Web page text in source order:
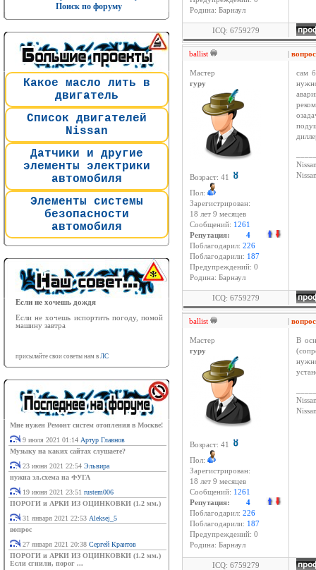
Поиск по форуму
Какое масло лить в
двигатель
Список двигателей
Nissan
Датчики и другие
элементы электрики
автомобиля
Элементы системы
безопасности
автомобиля
Если не хочешь дождя
Если не хочешь испортить погоду, помой
машину завтра
присылайте свои советы нам в ЛС
Мне нужен Ремонт систем отопления в Москве!
9 июля 2021 01:14 Артур Главнов
Музыку на каких сайтах слушаете?
23 июня 2021 22:54 Эльвира
нужна эл.схема на ФУГА
19 июня 2021 23:51 rustem006
ПОРОГИ и АРКИ ИЗ ОЦИНКОВКИ (1.2 мм.)
31 января 2021 22:53 Aleksej_5
вопрос
27 января 2021 20:38 Сергей Крантов
ПОРОГИ и АРКИ ИЗ ОЦИНКОВКИ (1.2 мм.)
Если сгнили, порог ...
Родина: Барнаул
ICQ: 6759279
ballist |
Мастер
гуру
Возраст: 41
Пол:
Зарегистрирован:
18 лет 9 месяцев
Сообщений: 1261
Репутация: 4
Поблагодарил: 226
Поблагодарили: 187
Предупреждений: 0
Родина: Барнаул
сам
ICQ: 6759279
ballist |
Мастер
гуру
Возраст: 41
Пол:
Зарегистрирован:
18 лет 9 месяцев
Сообщений: 1261
Репутация: 4
Поблагодарил: 226
Поблагодарили: 187
Предупреждений: 0
Родина: Барнаул
В
ICQ: 6759279